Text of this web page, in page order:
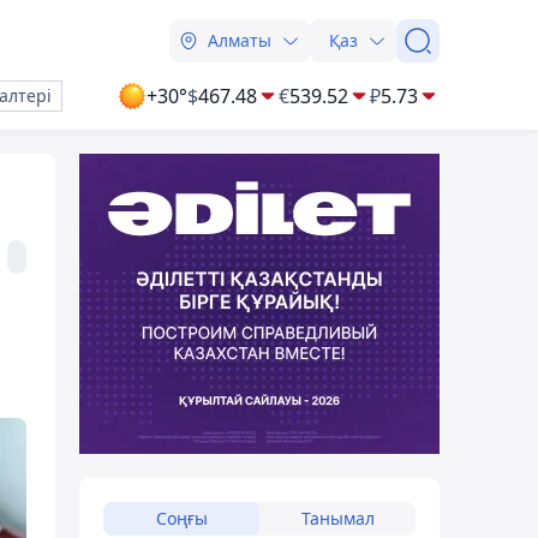
Алматы Қаз
+30°$467.48 €539.52 ₽5.73
Соңғы Танымал